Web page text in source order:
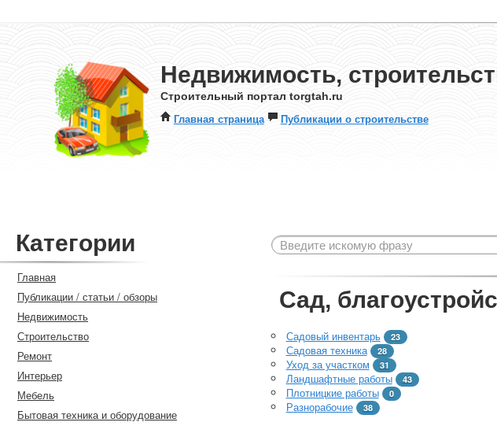
Недвижимость,
Строительный портал torgtah.ru
Главная страница Публикации о строительстве
Категории
Главная
Публикации / статьи / обзоры
Недвижимость
Строительство
Ремонт
Интерьер
Мебель
Бытовая техника и оборудование
Сад,
Садовый инвентарь 23
Садовая техника 28
Уход за участком 31
Ландшафтные работы 43
Плотницкие работы 0
Разнорабочие 38